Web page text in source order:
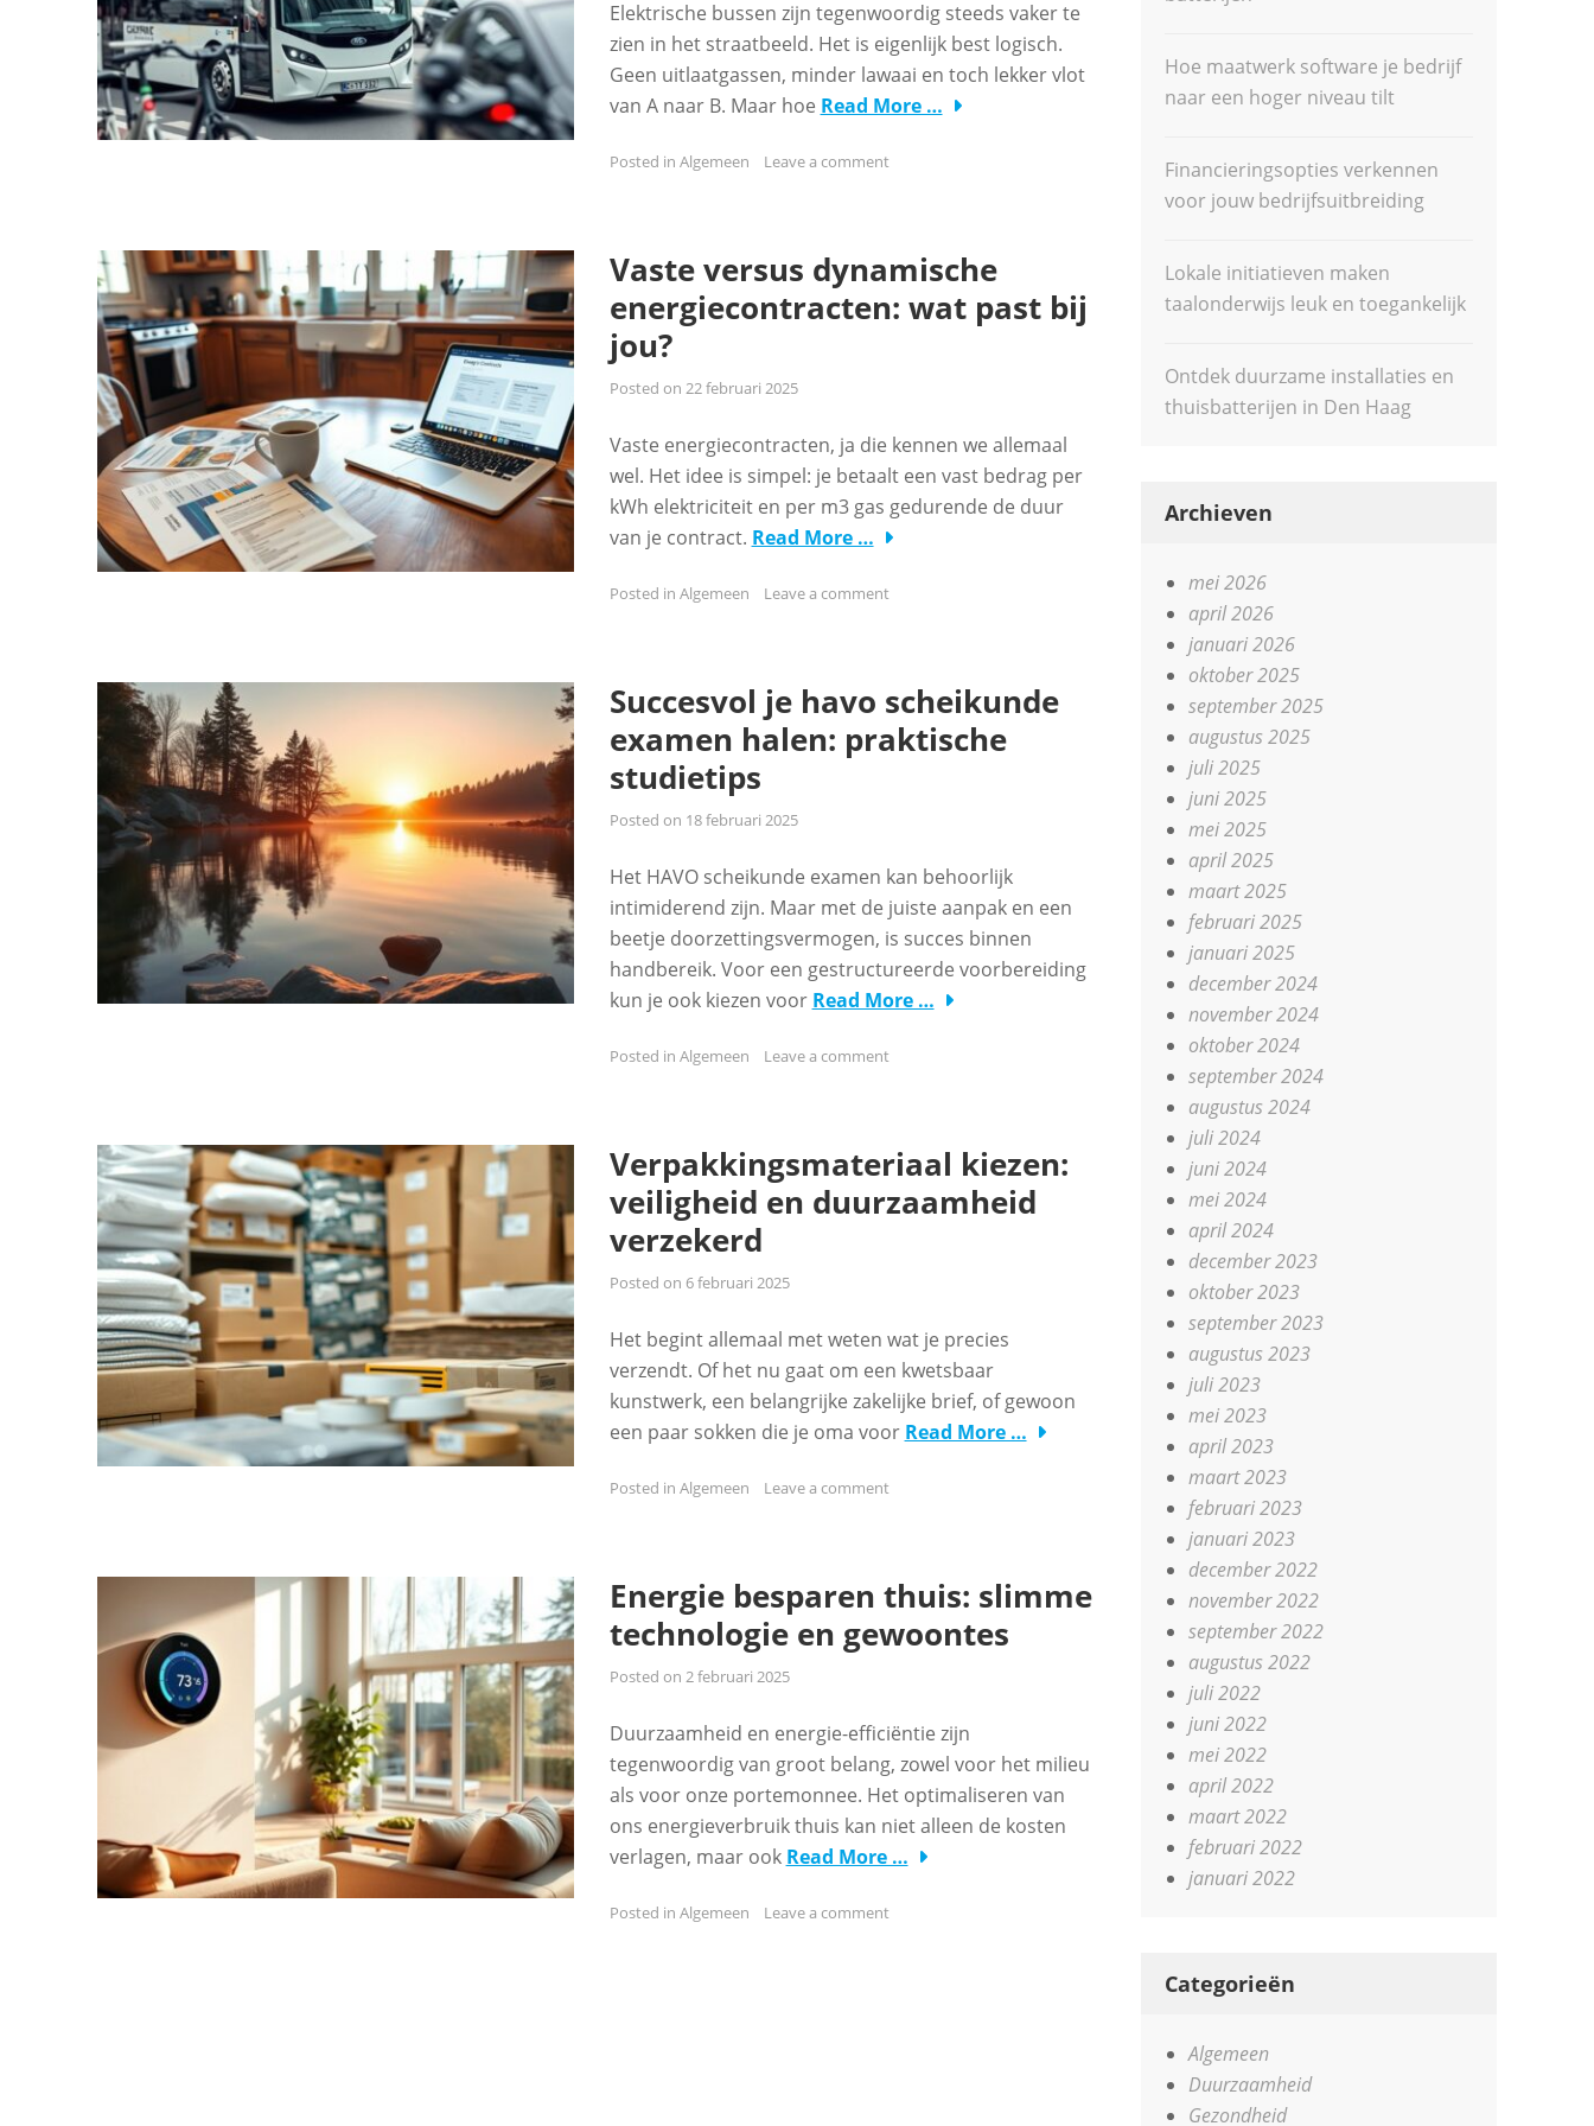
Elektrische bussen zijn tegenwoordig steeds vaker te
zien in het straatbeeld. Het is eigenlijk best logisch.
Geen uitlaatgassen, minder lawaai en toch lekker vlot
van A naar B. Maar hoe Read More …
Posted in Algemeen Leave a comment
Vaste versus dynamische
energiecontracten: wat past bij
jou?
Posted on 22 februari 2025
Vaste energiecontracten, ja die kennen we allemaal
wel. Het idee is simpel: je betaalt een vast bedrag per
kWh elektriciteit en per m3 gas gedurende de duur
van je contract. Read More …
Posted in Algemeen Leave a comment
Succesvol je havo scheikunde
examen halen: praktische
studietips
Posted on 18 februari 2025
Het HAVO scheikunde examen kan behoorlijk
intimiderend zijn. Maar met de juiste aanpak en een
beetje doorzettingsvermogen, is succes binnen
handbereik. Voor een gestructureerde voorbereiding
kun je ook kiezen voor Read More …
Posted in Algemeen Leave a comment
Verpakkingsmateriaal kiezen:
veiligheid en duurzaamheid
verzekerd
Posted on 6 februari 2025
Het begint allemaal met weten wat je precies
verzendt. Of het nu gaat om een kwetsbaar
kunstwerk, een belangrijke zakelijke brief, of gewoon
een paar sokken die je oma voor Read More …
Posted in Algemeen Leave a comment
Energie besparen thuis: slimme
technologie en gewoontes
Posted on 2 februari 2025
Duurzaamheid en energie-efficiëntie zijn
tegenwoordig van groot belang, zowel voor het milieu
als voor onze portemonnee. Het optimaliseren van
ons energieverbruik thuis kan niet alleen de kosten
verlagen, maar ook Read More …
Posted in Algemeen Leave a comment
Hoe maatwerk software je bedrijf
naar een hoger niveau tilt
Financieringsopties verkennen
voor jouw bedrijfsuitbreiding
Lokale initiatieven maken
taalonderwijs leuk en toegankelijk
Ontdek duurzame installaties en
thuisbatterijen in Den Haag
Archieven
mei 2026
april 2026
januari 2026
oktober 2025
september 2025
augustus 2025
juli 2025
juni 2025
mei 2025
april 2025
maart 2025
februari 2025
januari 2025
december 2024
november 2024
oktober 2024
september 2024
augustus 2024
juli 2024
juni 2024
mei 2024
april 2024
december 2023
oktober 2023
september 2023
augustus 2023
juli 2023
mei 2023
april 2023
maart 2023
februari 2023
januari 2023
december 2022
november 2022
september 2022
augustus 2022
juli 2022
juni 2022
mei 2022
april 2022
maart 2022
februari 2022
januari 2022
Categorieën
Algemeen
Duurzaamheid
Gezondheid